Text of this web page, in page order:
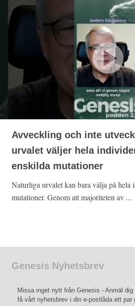
Avveckling och inte
urvalet väljer hela
enskilda mutationer
Naturliga urvalet kan bara välja på hela
mutationer. Genom att majoriteten av ...
Genesis Nyhetsbrev
Missa inget nytt från Genesis - Anmäl
få vårt nyhetsbrev i din e-postlåda ett par